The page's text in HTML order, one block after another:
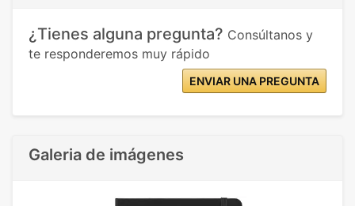
¿Tienes alguna pregunta? Consúltanos y
te responderemos muy rápido
ENVIAR UNA PREGUNTA
Galeria de imágenes